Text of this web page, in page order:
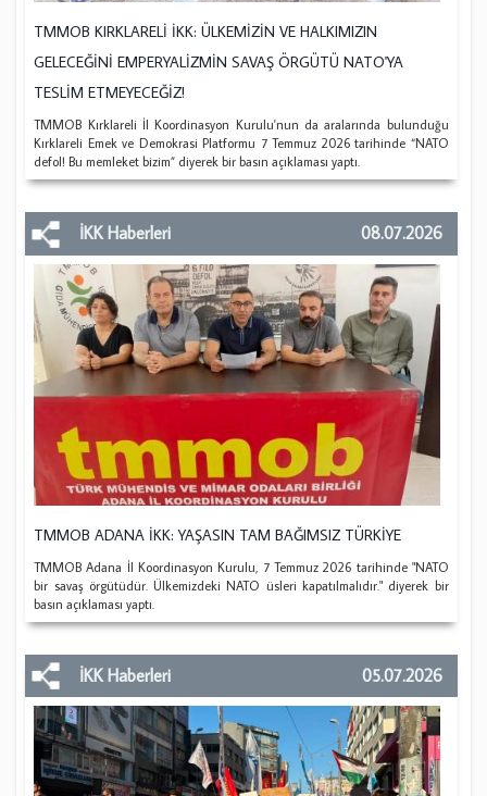
TMMOB KIRKLARELİ İKK: ÜLKEMİZİN VE HALKIMIZIN
GELECEĞİNİ EMPERYALİZMİN SAVAŞ ÖRGÜTÜ NATO'YA
TESLİM ETMEYECEĞİZ!
TMMOB Kırklareli İl Koordinasyon Kurulu'nun da aralarında bulunduğu
Kırklareli Emek ve Demokrasi Platformu 7 Temmuz 2026 tarihinde “NATO
defol! Bu memleket bizim” diyerek bir basın açıklaması yaptı.
İKK Haberleri 08.07.2026
TMMOB ADANA İKK: YAŞASIN TAM BAĞIMSIZ TÜRKİYE
TMMOB Adana İl Koordinasyon Kurulu, 7 Temmuz 2026 tarihinde "NATO
bir savaş örgütüdür. Ülkemizdeki NATO üsleri kapatılmalıdır." diyerek bir
basın açıklaması yaptı.
İKK Haberleri 05.07.2026